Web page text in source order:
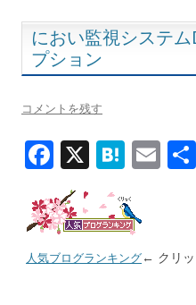
k
におい監視システ
プション
コメントを残す
F
ac
e
b
o
X H
e
n
a
E
人気ブログランキング← クリッ